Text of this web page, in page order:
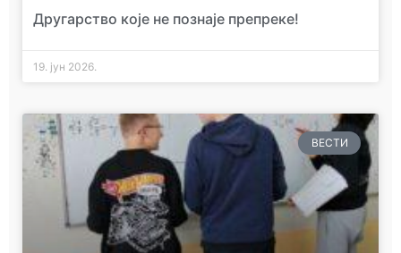
Другарство које не познаје препреке!
19. јун 2026.
ВЕСТИ